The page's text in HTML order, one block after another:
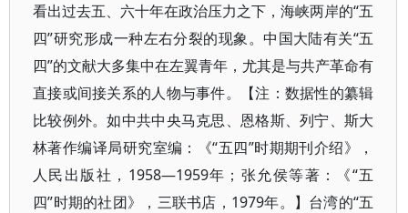
看出过去五、六十年在政治压力之下，海峡两岸的“五
四”研究形成一种左右分裂的现象。中国大陆有关“五
四”的文献大多集中在左翼青年，尤其是与共产革命有
直接或间接关系的人物与事件。【注：数据性的纂辑
比较例外。如中共中央马克思、恩格斯、列宁、斯大
林著作编译局研究室编：《“五四”时期期刊介绍》，
人民出版社，1958—1959年；张允侯等著：《“五
四”时期的社团》，三联书店，1979年。】台湾的“五